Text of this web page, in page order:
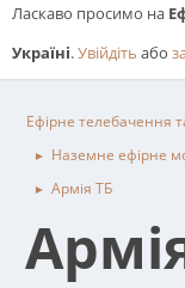
Ласкаво просимо на
Україні.Увійдіть або
Ефірне телебачення
► Наземне ефірне
► Армія ТБ